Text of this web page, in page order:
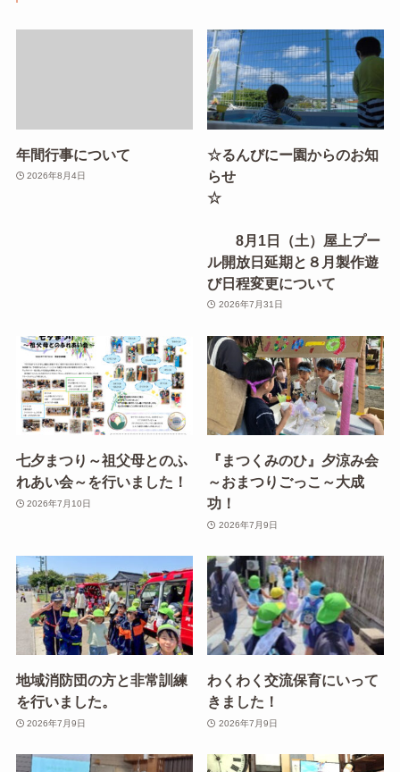
年間行事について
2026年8月4日
☆るんびにー園からのお知
らせ
☆
8月1日（土）屋上プー
ル開放日延期と８月製作遊
び日程変更について
2026年7月31日
七夕まつり～祖父母とのふ
れあい会～を行いました！
2026年7月10日
『まつくみのひ』夕涼み会
～おまつりごっこ～大成
功！
2026年7月9日
地域消防団の方と非常訓練
を行いました。
2026年7月9日
わくわく交流保育にいって
きました！
2026年7月9日